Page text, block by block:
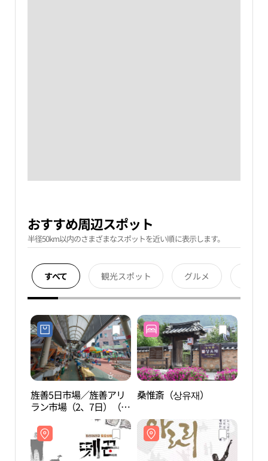
おすすめ周辺スポット
半径50km以内のさまざまなスポットを近い順に表示します。
すべて 観光スポット グルメ
旌善5日市場／旌善アリ
ラン市場（2、7日）（정
선5일장／정선 아리랑시
장（2, 7일））
桑惟斎（상유재）